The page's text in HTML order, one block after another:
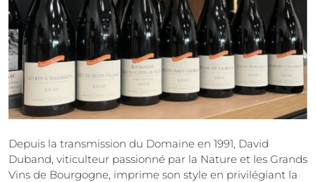
Depuis la transmission du Domaine en 1991, David
Duband, viticulteur passionné par la Nature et les Grands
Vins de Bourgogne, imprime son style en privilégiant la